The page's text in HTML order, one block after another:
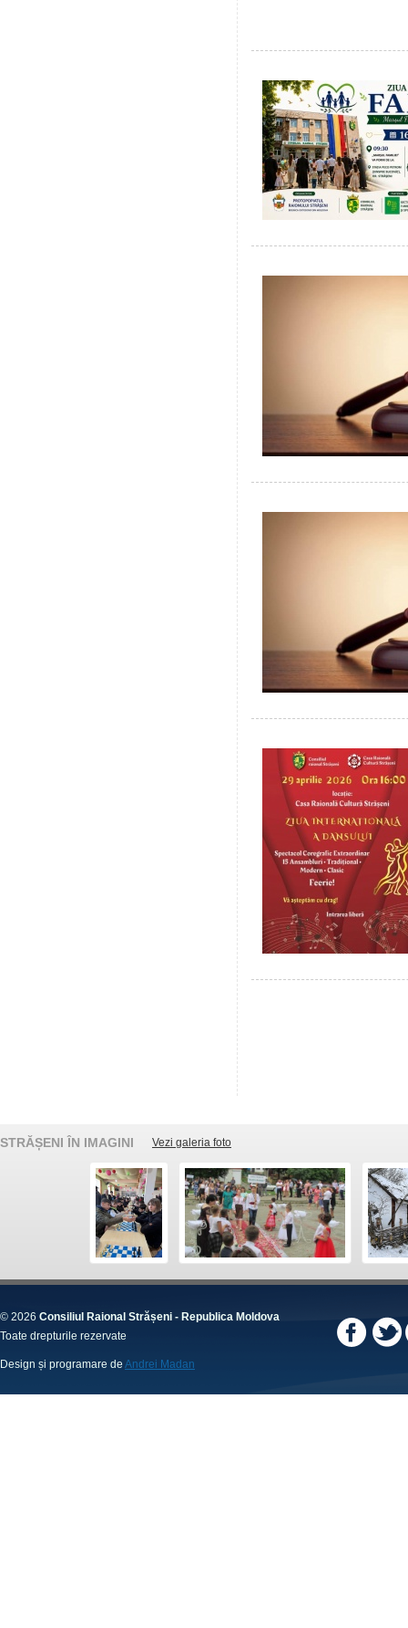
STRĂȘENI ÎN IMAGINI Vezi galeria foto
© 2026 Consiliul Raional Strășeni - Republica Moldova
Toate drepturile rezervate
Design și programare de Andrei Madan